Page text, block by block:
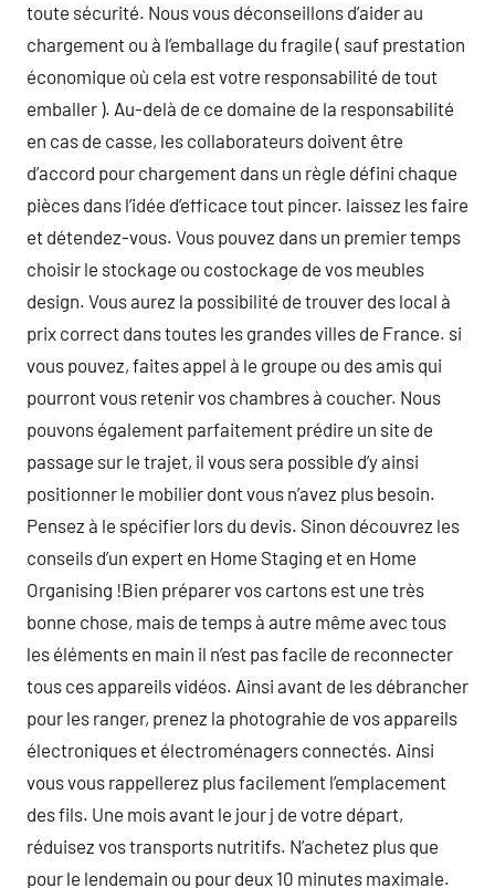
toute sécurité. Nous vous déconseillons d’aider au
chargement ou à l’emballage du fragile ( sauf prestation
économique où cela est votre responsabilité de tout
emballer ). Au-delà de ce domaine de la responsabilité
en cas de casse, les collaborateurs doivent être
d’accord pour chargement dans un règle défini chaque
pièces dans l’idée d’efficace tout pincer. laissez les faire
et détendez-vous. Vous pouvez dans un premier temps
choisir le stockage ou costockage de vos meubles
design. Vous aurez la possibilité de trouver des local à
prix correct dans toutes les grandes villes de France. si
vous pouvez, faites appel à le groupe ou des amis qui
pourront vous retenir vos chambres à coucher. Nous
pouvons également parfaitement prédire un site de
passage sur le trajet, il vous sera possible d’y ainsi
positionner le mobilier dont vous n’avez plus besoin.
Pensez à le spécifier lors du devis. Sinon découvrez les
conseils d’un expert en Home Staging et en Home
Organising !Bien préparer vos cartons est une très
bonne chose, mais de temps à autre même avec tous
les éléments en main il n’est pas facile de reconnecter
tous ces appareils vidéos. Ainsi avant de les débrancher
pour les ranger, prenez la photograhie de vos appareils
électroniques et électroménagers connectés. Ainsi
vous vous rappellerez plus facilement l’emplacement
des fils. Une mois avant le jour j de votre départ,
réduisez vos transports nutritifs. N’achetez plus que
pour le lendemain ou pour deux 10 minutes maximale.